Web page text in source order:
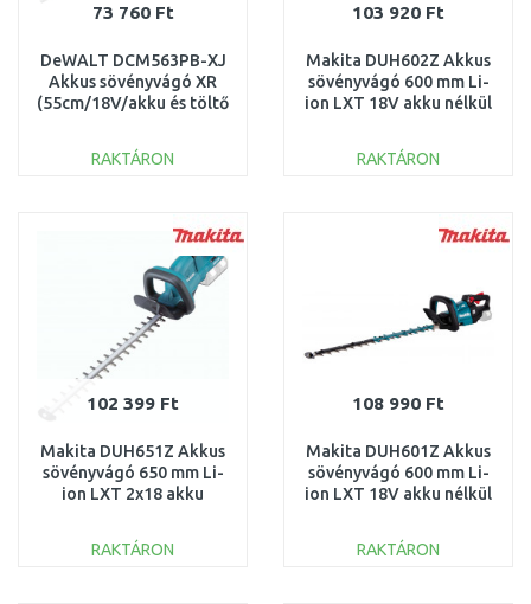
73 760 Ft
DeWALT DCM563PB-XJ
Akkus sövényvágó XR
(55cm/18V/akku és töltő
RAKTÁRON
Összehasonlítás
103 920 Ft
Makita DUH602Z Akkus
sövényvágó 600 mm Li-
ion LXT 18V akku nélkül
RAKTÁRON
Összehasonlítás
102 399 Ft
Makita DUH651Z Akkus
sövényvágó 650 mm Li-
ion LXT 2x18 akku
RAKTÁRON
108 990 Ft
Makita DUH601Z Akkus
sövényvágó 600 mm Li-
ion LXT 18V akku nélkül
RAKTÁRON